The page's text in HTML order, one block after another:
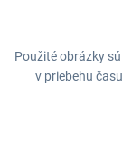
Použité obrázky
v priebehu